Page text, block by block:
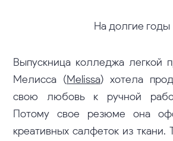
На долгие годы
Выпускница колледжа легкой
Мелисса (Melissa) хотела
свою любовь к ручной
Потому свое резюме она
креативных салфеток из